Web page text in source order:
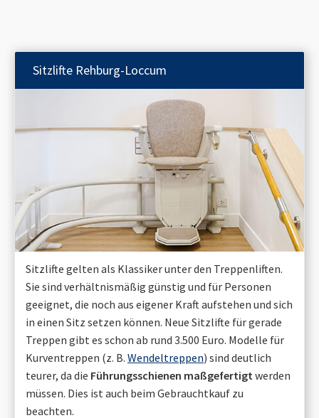
Sitzlifte Rehburg-Loccum
Sitzlifte gelten als Klassiker unter den Treppenliften.
Sie sind verhältnismäßig günstig und für Personen
geeignet, die noch aus eigener Kraft aufstehen und sich
in einen Sitz setzen können. Neue Sitzlifte für gerade
Treppen gibt es schon ab rund 3.500 Euro. Modelle für
Kurventreppen (z. B. Wendeltreppen) sind deutlich
teurer, da die Führungsschienen maßgefertigt werden
müssen. Dies ist auch beim Gebrauchtkauf zu
beachten.